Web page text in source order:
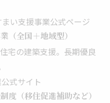
い支援事業公式ページ
（全国＋地域型）
宅の建築支援。長期優良
式サイト
度（移住促進補助など）